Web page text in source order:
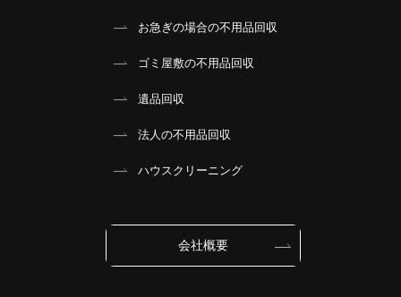
お急ぎの場合の不用品回収
ゴミ屋敷の不用品回収
遺品回収
法人の不用品回収
ハウスクリーニング
会社概要